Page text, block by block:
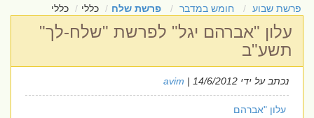
פרשת שבוע חומש במדבר פרשת שלח כללי כללי
עלון "אברהם יגל" לפרשת "שלח-לך"
תשע"ב
נכתב על ידי avim| 14/6/2012
עלון "אברהם